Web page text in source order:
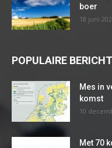
boer
18 juni
POPULAIRE
Mes in
komst
10
Met 70